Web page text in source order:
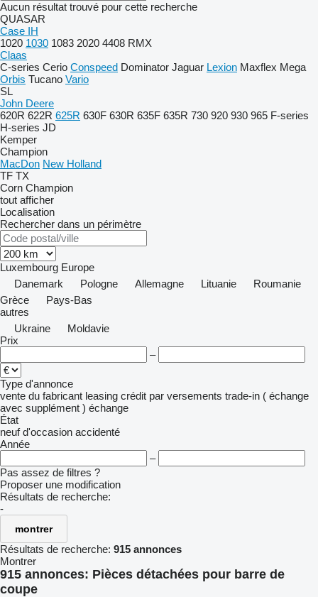
Aucun résultat trouvé pour cette recherche
QUASAR
Case IH
1020 1030 1083 2020 4408 RMX
Claas
C-series Cerio Conspeed Dominator Jaguar Lexion Maxflex Mega
Orbis Tucano Vario
SL
John Deere
620R 622R 625R 630F 630R 635F 635R 730 920 930 965 F-series
H-series JD
Kemper
Champion
MacDon New Holland
TF TX
Corn Champion
tout afficher
Localisation
Rechercher dans un périmètre
Luxembourg Europe
Danemark
Pologne Allemagne Lituanie
Roumanie
Grèce
Pays-Bas
autres
Ukraine
Moldavie
Prix
–
Type d'annonce
vente du fabricant leasing crédit par versements trade-in ( échange
avec supplément ) échange
État
neuf d'occasion accidenté
Année
–
Pas assez de filtres ?
Proposer une modification
Résultats de recherche:
-
montrer
Résultats de recherche: 915 annonces
Montrer
915 annonces: Pièces détachées pour barre de
coupe